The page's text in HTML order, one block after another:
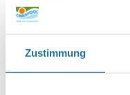
Zustimmung